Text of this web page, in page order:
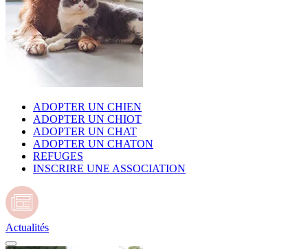
ADOPTER UN CHIEN
ADOPTER UN CHIOT
ADOPTER UN CHAT
ADOPTER UN CHATON
REFUGES
INSCRIRE UNE ASSOCIATION
Actualités